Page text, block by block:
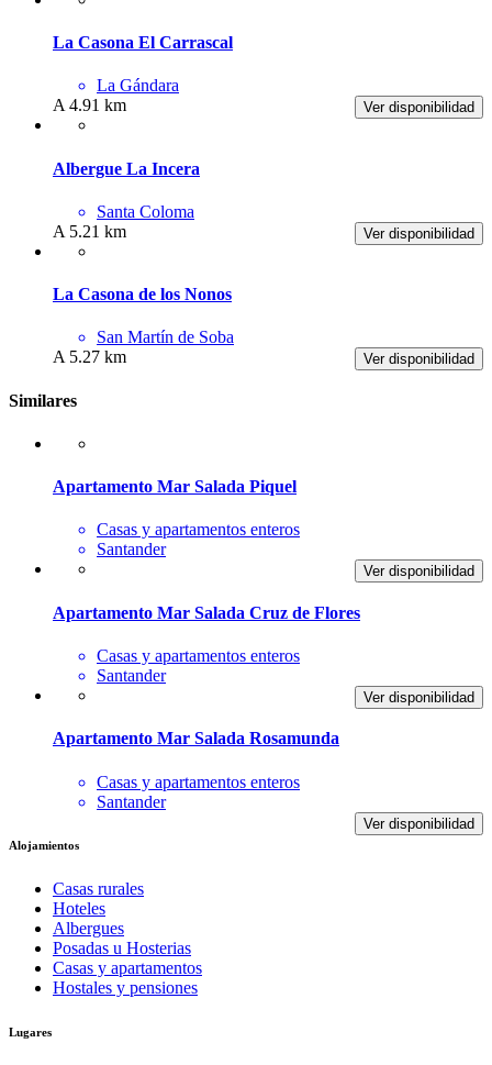
La Casona El Carrascal
La Gándara
Ver disponibilidad
A 4.91 km
Albergue La Incera
Santa Coloma
Ver disponibilidad
A 5.21 km
La Casona de los Nonos
San Martín de Soba
Ver disponibilidad
A 5.27 km
Similares
Apartamento Mar Salada Piquel
Casas y apartamentos enteros
Santander
Ver disponibilidad
Apartamento Mar Salada Cruz de Flores
Casas y apartamentos enteros
Santander
Ver disponibilidad
Apartamento Mar Salada Rosamunda
Casas y apartamentos enteros
Santander
Ver disponibilidad
Alojamientos
Casas rurales
Hoteles
Albergues
Posadas u Hosterias
Casas y apartamentos
Hostales y pensiones
Lugares